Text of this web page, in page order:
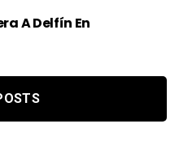
A Delfín En